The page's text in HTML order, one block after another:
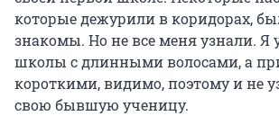
которые дежурили в коридорах,
знакомы. Но не все меня узнали. Я
школы с длинными волосами, а
короткими, видимо, поэтому и не
свою бывшую ученицу.